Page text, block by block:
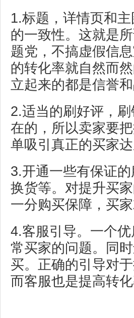
1.标题，详情页和
的一致性。这就是
题党，不搞虚假信
的转化率就自然而
立起来的都是信誉和
2.适当的刷好评，
在的，所以卖家要
单吸引真正的买家
3.开通一些有保证
换货等。对提升买
一分购买保障，买
4.客服引导。一个
常买家的问题。同
买。正确的引导对
而客服也是提高转